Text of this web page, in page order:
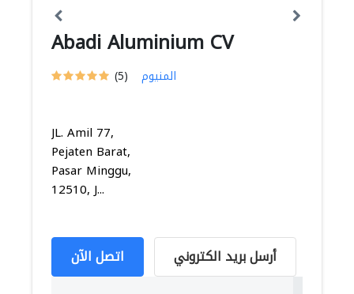
Abadi Aluminium CV
(5) المنيوم
JL. Amil 77,
Pejaten Barat,
Pasar Minggu,
12510, J...
اتصل الآن أرسل بريد الكتروني